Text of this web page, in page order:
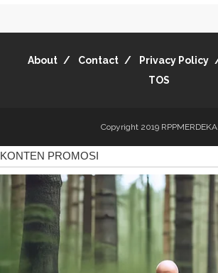
About Contact Privacy Policy
TOS
Copyright 2019 RPPMERDEKA